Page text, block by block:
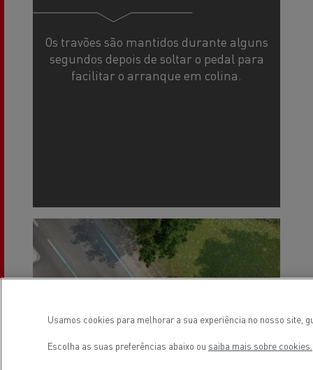
Os travões são mantidos durante alguns
segundos depois de soltar o pedal para
facilitar o arranque em colina.
Usamos cookies para melhorar a sua experiência no nosso site,
Escolha as suas preferências abaixo ou saiba mais sobre cookies.